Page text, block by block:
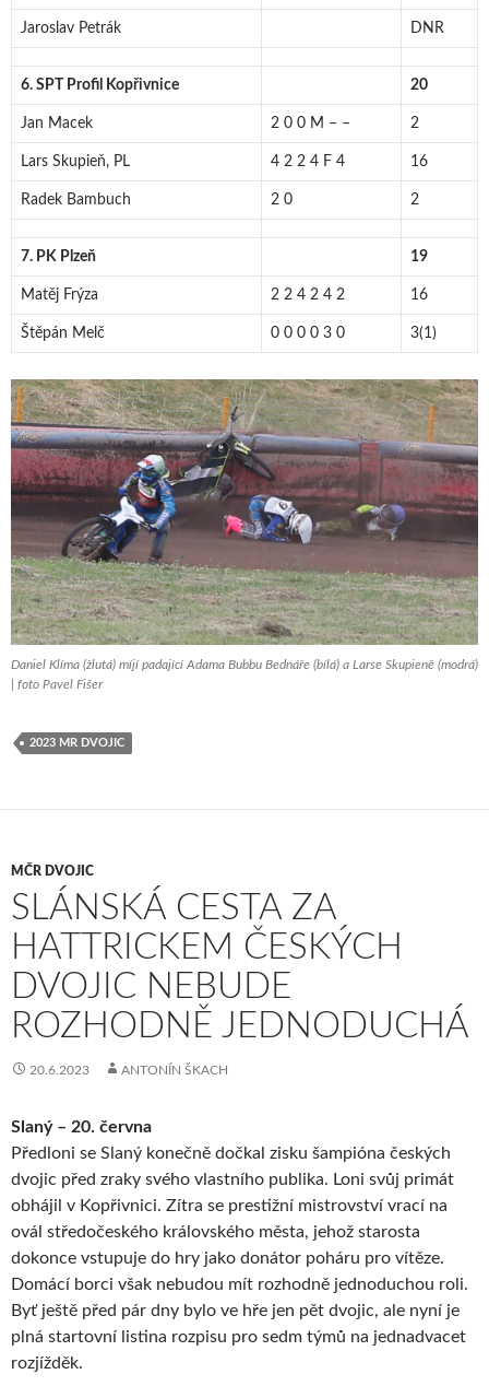
Jaroslav Petrák DNR
6. SPT Profil Kopřivnice 20
Jan Macek 2 0 0 M – – 2
Lars Skupieň, PL 4 2 2 4 F 4 16
Radek Bambuch 2 0 2
7. PK Plzeň 19
Matěj Frýza 2 2 4 2 4 2 16
Štěpán Melč 0 0 0 0 3 0 3(1)
Daniel Klíma (žlutá) míjí padající Adama Bubbu Bednáře (bílá) a Larse Skupieně (modrá)
| foto Pavel Fišer
2023 MR DVOJIC
MČR DVOJIC
SLÁNSKÁ CESTA ZA
HATTRICKEM ČESKÝCH
DVOJIC NEBUDE
ROZHODNĚ JEDNODUCHÁ
20.6.2023 ANTONÍN ŠKACH
Slaný – 20. června
Předloni se Slaný konečně dočkal zisku šampióna českých
dvojic před zraky svého vlastního publika. Loni svůj primát
obhájil v Kopřivnici. Zítra se prestižní mistrovství vrací na
ovál středočeského královského města, jehož starosta
dokonce vstupuje do hry jako donátor poháru pro vítěze.
Domácí borci však nebudou mít rozhodně jednoduchou roli.
Byť ještě před pár dny bylo ve hře jen pět dvojic, ale nyní je
plná startovní listina rozpisu pro sedm týmů na jednadvacet
rozjížděk.